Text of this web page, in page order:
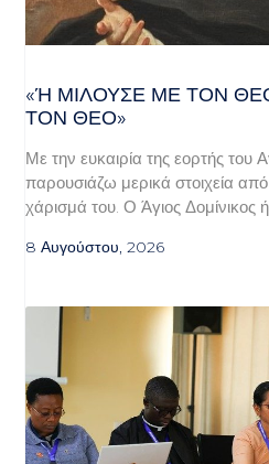
«Ή ΜΙΛΟΎΣΕ ΜΕ ΤΟΝ ΘΕΌ
Ν ΘΕΌ»
Με την ευκαιρία της εορτής του
παρουσιάζω μερικά στοιχεία από
χάρισμά του. Ο Άγιος Δομίνικος
8 Αυγούστου, 2026